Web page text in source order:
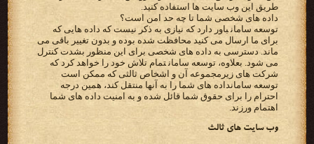
‫طریق این وب سایت ها استفاده کنید.‬
‫داده های شخصی شما تا چه حد امن است؟‬
‫‪ توسعه سامان‬باور دارد که نیازی به ذکر نیست که داده هایی که
برای ما ارسال می کنید محافظت شده بوده و بدون تغییر باقی‬ ‫می
ماند. دسترسی به داده های شخصی برای این منظور بشدت کنترل
می شود. بعلاوه، ‪ توسعه سامان‬تمام تلاش خود را خواهد‬ ‫کرد که
توسعه سامان‬داده های شما را به آنها منتقل کند، همین‬ ‫درجه
احترام را برای حقوق شما قائل شده و به امنیت داده های شما
اهتمام ورزند.‬
‫وب سایت های ثالث‬